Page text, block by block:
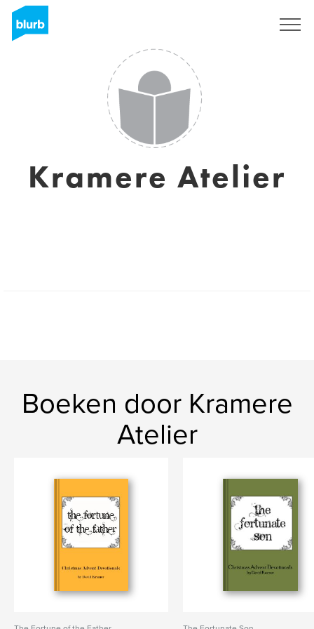
Kramere Atelier
Boeken door Kramere
Atelier